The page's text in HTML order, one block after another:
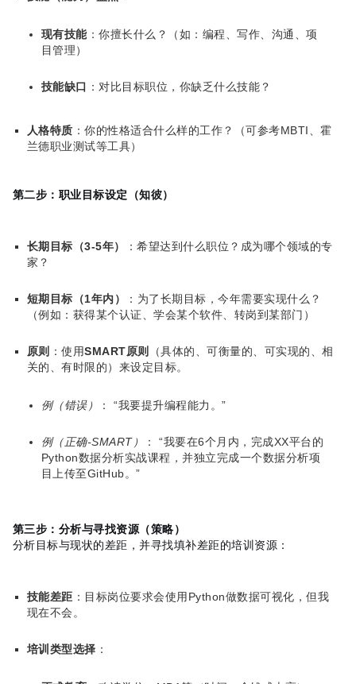
现有技能：你擅长什么？（如：编程、写作、沟通、项
目管理）
技能缺口 ：对比目标职位，你缺乏什么技能？
人格特质 ：你的性格适合什么样的工作？（可参考MBTI、霍
兰德职业测试等工具）
第二步：职业目标设定（知彼）
长期目标（3-5年）
：希望达到什么职位？成为哪个领域的专
家？
短期目标（1年内）
：为了长期目标，今年需要实现什么？
（例如：获得某个认证、学会某个软件、转岗到某部门）
原则 ：使用SMART原则 （具体的、可衡量的、可实现的、相
关的、有时限的）来设定目标。
例（错误） ： “我要提升编程能力。”
例（正确-SMART）
： “我要在6个月内，完成XX平台的
Python数据分析实战课程，并独立完成一个数据分析项
目上传至GitHub。”
第三步：分析与寻找资源（策略）
分析目标与现状的差距，并寻找填补差距的培训资源：
技能差距 ：目标岗位要求会使用Python做数据可视化，但我
现在不会。
培训类型选择 ：